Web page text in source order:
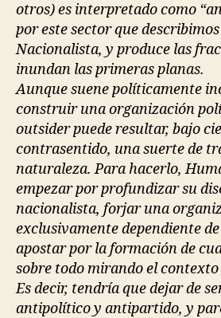
otros) es interpretado como
por este sector que
Nacionalista, y produce las
inundan las primeras planas.
Aunque suene políticamente
construir una organización
outsider puede resultar, bajo
contrasentido, una suerte de
naturaleza. Para hacerlo,
empezar por profundizar su
nacionalista, forjar una
exclusivamente dependiente
apostar por la formación de
sobre todo mirando el
Es decir, tendría que dejar de
antipolítico y antipartido, y